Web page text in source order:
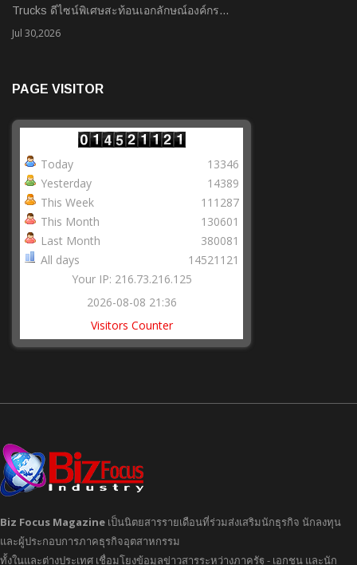
Trucks ดีไซน์พิเศษสะท้อนเอกลักษณ์องค์กร…
Jul 30,2026
PAGE VISITOR
Today
Yesterday
This Week
This Month
Last Month
All days
13346
14389
111287
130601
380081
14521121
Your IP: 216.73.216.125
2026-08-08 21:36
Visitors Counter
Biz Focus Magazine เป็นนิตยสารรายเดือนที่ร่วมส่งเสริมนักธุรกิจ นักลงทุน
และผู้ประกอบการภาคธุรกิจอุตสาหกรรม
ทั้งในและต่างประเทศ เชื่อมโยงข้อมูลข่าวสารระหว่างภาครัฐ - เอกชน และนัก